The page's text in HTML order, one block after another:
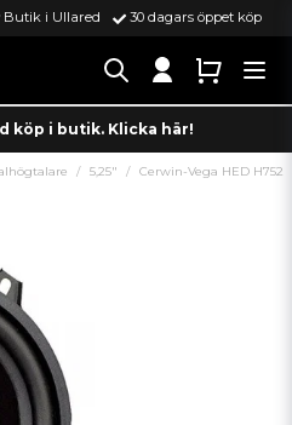
Butik i Ullared 30 dagars öppet köp
köp i butik. Klicka här!
5,25" Cerwin-Vega HED H752